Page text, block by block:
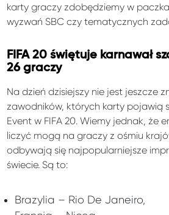
karty graczy zdobędziemy w
wyzwań SBC czy tematycznych
FIFA 20 świętuje karnawał
26 graczy
Na dzień dzisiejszy nie jest jeszcze
zawodników, których karty pojawią
Event w FIFA 20. Wiemy jednak, że
liczyć mogą na graczy z ośmiu
odbywają się najpopularniejsze
świecie. Są to:
Brazylia – Rio De Janeiro,